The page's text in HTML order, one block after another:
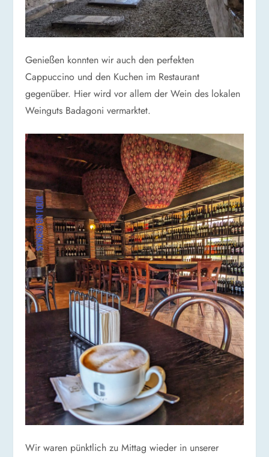
Genießen konnten wir auch den perfekten
Cappuccino und den Kuchen im Restaurant
gegenüber. Hier wird vor allem der Wein des lokalen
Weinguts Badagoni vermarktet.
Wir waren pünktlich zu Mittag wieder in unserer